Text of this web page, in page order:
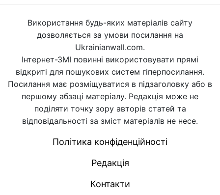
Використання будь-яких матеріалів сайту
дозволяється за умови посилання на
Ukrainianwall.com.
Інтернет-ЗМІ повинні використовувати прямі
відкриті для пошукових систем гіперпосилання.
Посилання має розміщуватися в підзаголовку або в
першому абзаці матеріалу. Редакція може не
поділяти точку зору авторів статей та
відповідальності за зміст матеріалів не несе.
Політика конфіденційності
Редакція
Контакти